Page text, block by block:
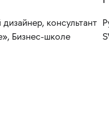
консультант
Бизнес-школе